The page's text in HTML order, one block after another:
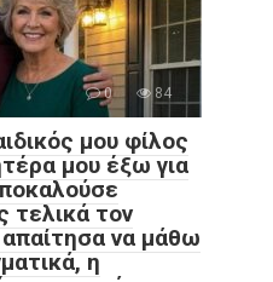
0 84
μου φίλος
μου έξω για
τελικά τον
να μάθω
η